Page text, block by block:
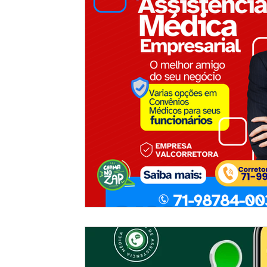
Planos de Saude Empresas Bahia Plano de Saude
Venda Digital Tabelas
Contratar Plano de Saude Empresas Contratar
Medias Empresas 30 a 199 Pessoas Contratar
Rio Grande do Sul Contratar Plano de Saude